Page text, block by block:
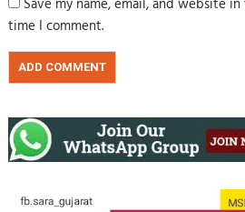
time I comment.